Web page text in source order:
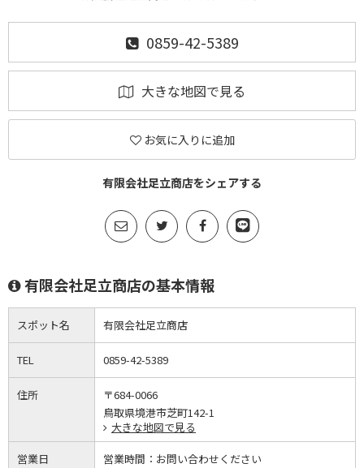
0859-42-5389
大きな地図で見る
お気に入りに追加
有限会社足立商店をシェアする
有限会社足立商店の基本情報
スポット名 有限会社足立商店
TEL 0859-42-5389
住所
〒684-0066
鳥取県境港市芝町142-1
大きな地図で見る
営業日 営業時間： お問い合わせください